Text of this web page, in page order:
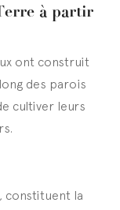
à partir
ont construit
des parois
cultiver leurs
constituent la